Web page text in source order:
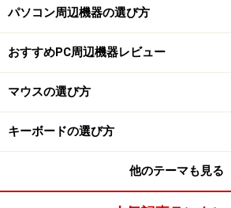
パソコン周辺機器の選び方
おすすめPC周辺機器レビュー
マウスの選び方
キーボードの選び方
他のテーマも見る